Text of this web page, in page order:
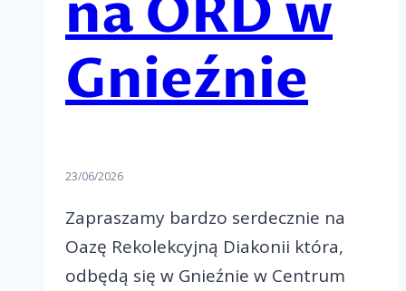
na ORD w
Gnieźnie
23/06/2026
Zapraszamy bardzo serdecznie na
Oazę Rekolekcyjną Diakonii która,
odbędą się w Gnieźnie w Centrum